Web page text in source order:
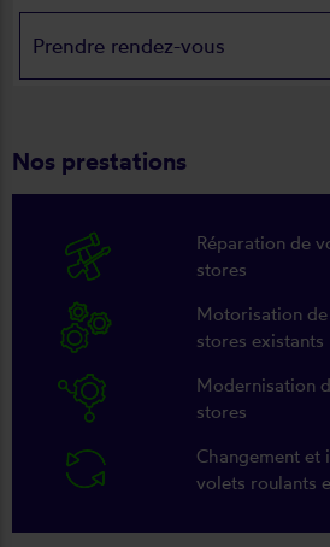
Prendre rendez-vous
Nos prestations
Réparation de
stores
Motorisation
stores existants
Modernisation
stores
Changement et
volets roulants